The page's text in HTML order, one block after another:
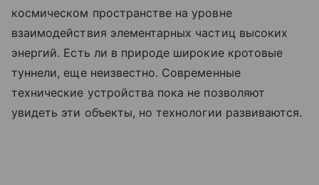
космическом пространстве на уровне
взаимодействия элементарных частиц высоких
энергий. Есть ли в природе широкие кротовые
туннели, еще неизвестно. Современные
технические устройства пока не позволяют
увидеть эти объекты, но технологии развиваются.